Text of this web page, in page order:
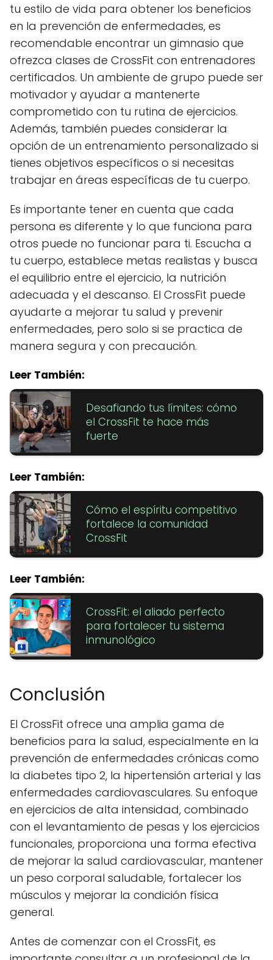
tu estilo de vida para obtener los beneficios
en la prevención de enfermedades, es
recomendable encontrar un gimnasio que
ofrezca clases de CrossFit con entrenadores
certificados. Un ambiente de grupo puede ser
motivador y ayudar a mantenerte
comprometido con tu rutina de ejercicios.
Además, también puedes considerar la
opción de un entrenamiento personalizado si
tienes objetivos específicos o si necesitas
trabajar en áreas específicas de tu cuerpo.
Es importante tener en cuenta que cada
persona es diferente y lo que funciona para
otros puede no funcionar para ti. Escucha a
tu cuerpo, establece metas realistas y busca
el equilibrio entre el ejercicio, la nutrición
adecuada y el descanso. El CrossFit puede
ayudarte a mejorar tu salud y prevenir
enfermedades, pero solo si se practica de
manera segura y con precaución.
Leer También:
Desafiando tus límites: cómo
el CrossFit te hace más
fuerte
Leer También:
Cómo el espíritu competitivo
fortalece la comunidad
CrossFit
Leer También:
CrossFit: el aliado perfecto
para fortalecer tu sistema
inmunológico
Conclusión
El CrossFit ofrece una amplia gama de
beneficios para la salud, especialmente en la
prevención de enfermedades crónicas como
la diabetes tipo 2, la hipertensión arterial y las
enfermedades cardiovasculares. Su enfoque
en ejercicios de alta intensidad, combinado
con el levantamiento de pesas y los ejercicios
funcionales, proporciona una forma efectiva
de mejorar la salud cardiovascular, mantener
un peso corporal saludable, fortalecer los
músculos y mejorar la condición física
general.
Antes de comenzar con el CrossFit, es